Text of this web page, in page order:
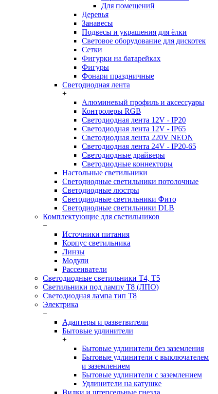
Для помещений
Деревья
Занавесы
Подвесы и украшения для ёлки
Световое оборудование для дискотек
Сетки
Фигурки на батарейках
Фигуры
Фонари праздничные
Светодиодная лента
+
Алюминевый профиль и аксессуары
Контролеры RGB
Светодиодная лента 12V - IP20
Светодиодная лента 12V - IP65
Светодиодная лента 220V NEON
Светодиодная лента 24V - IP20-65
Светодиодные драйверы
Светодиодные коннекторы
Настольные светильники
Светодиодные светильники потолочные
Светодиодные люстры
Светодиодные светильники Фито
Светодиодные светильники DLB
Комплектующие для светильников
+
Источники питания
Корпус светильника
Линзы
Модули
Рассеиватели
Светодиодные светильники T4, T5
Светильники под лампу Т8 (ЛПО)
Светодиодная лампа тип T8
Электрика
+
Адаптеры и разветвители
Бытовые удлинители
+
Бытовые удлинители без заземления
Бытовые удлинители с выключателем
и заземлением
Бытовые удлинители с заземлением
Удлинители на катушке
Вилки и штепсельные гнезда